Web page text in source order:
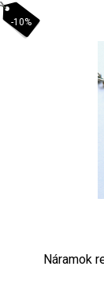
-10%
Náramok